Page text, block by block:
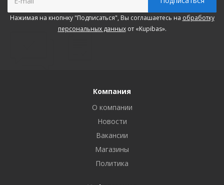
Нажимая на кнопнку "Подписаться", Вы соглашаетесь на обработку
персональных данныхот «Kupibas».
Компания
О компании
Новости
Вакансии
Магазины
Политика